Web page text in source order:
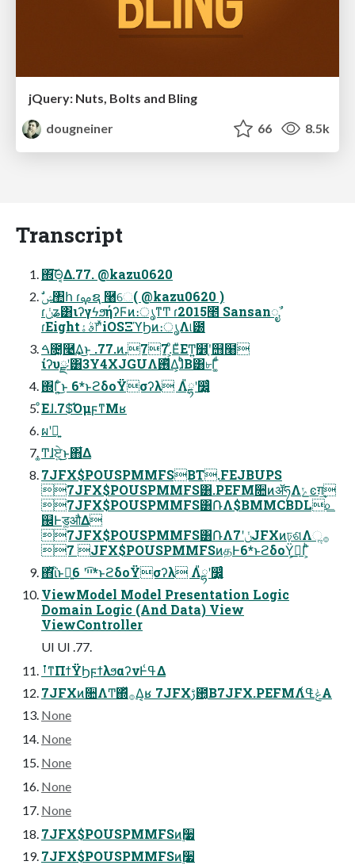
jQuery: Nuts, Bolts and Bling
dougneiner
66 8.5k
Transcript
΍͘͞͠Θ͔Δ.77. @kazu0620
ɾݩʑ͸ιʔγϟϧήʔϜͷ։ൃͳͲ ɾ2015೥ Sansanೖࣾ
ɾEightࣄۀ෦ʹͯiOSΞϓϦͷ։ൃΛ୲౰
ࠓ೔͓࿩͢Δ͜ͱ .77.ͷ.77.͕ͦΕͧΕͲ͏͍͏໾ׂ͔ʹ஫໨
ίʔυྫʹ͸3Y4XJGUΛ࢖ͬͯΔ͕ɺͦͪΒ͸৮Γ͚ͩ
΍Γ͍ͨ͜ͱ 6*ͱϩδοΫσʔλ Λ៉ྷʹ෼͚͍ͨ
ͦΕɺ.7$͡ΌμϝͳΜʁ
ผʹྑ͍
͚Ͳɺਏ͍͜ͱ΋͋Δ
7JFX$POUSPMMFSBT.FEJBUPS
7JFX$POUSPMMFS͸.PEFM૚ͷॲཧΛݺͼग़͢
7JFX$POUSPMMFS͸݁ՌΛ$BMMCBDL௨
஌Ͱड͚औΔ
7JFX$POUSPMMFS͸݁ՌΛݩʹ7JFXͷঢ়ଶΛૢ࡞
 7JFX$POUSPMMFSͷதͰ6*ͱϩδοΫ͕ࠞ͟Γ͕ͪ
΋͏ͪΐͬͱྑ͍ײ͡ʹ 6*ͱϩδοΫσʔλ Λ៉ྷʹ෼͚͍ͨ
ViewModel Model Presentation Logic
Domain Logic (And Data) View
ViewController
UI UI .77.
ࡶͳΠϯΫϦϝϯλϧαʔνͰߟ͑Δ
7JFXͷ૚ΛͲ͏΍ͬͯ࡞Δ͔ʁ 7JFXࢹ఺͔Β7JFX.PEFMΛݟͯߟ͑Α͏
None
None
None
None
None
7JFX$POUSPMMFSͷ࣮૷
7JFX$POUSPMMFSͷ࣮૷